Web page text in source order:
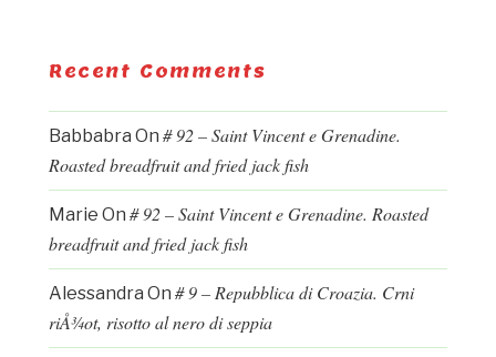
Recent Comments
Babbabra On # 92 – Saint Vincent e Grenadine.
Roasted breadfruit and fried jack fish
Marie On # 92 – Saint Vincent e Grenadine. Roasted
breadfruit and fried jack fish
Alessandra On # 9 – Repubblica di Croazia. Crni
riÅ¾ot, risotto al nero di seppia